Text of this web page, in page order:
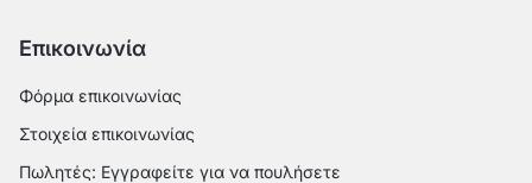
Επικοινωνία
Φόρμα επικοινωνίας
Στοιχεία επικοινωνίας
Πωλητές: Εγγραφείτε για να πουλήσετε